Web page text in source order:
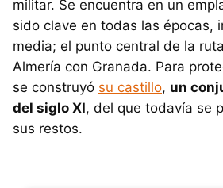
militar. Se encuentra en un
sido clave en todas las épocas,
media; el punto central de la
Almería con Granada. Para
se construyó su castillo, un
del siglo XI, del que todavía se
sus restos.